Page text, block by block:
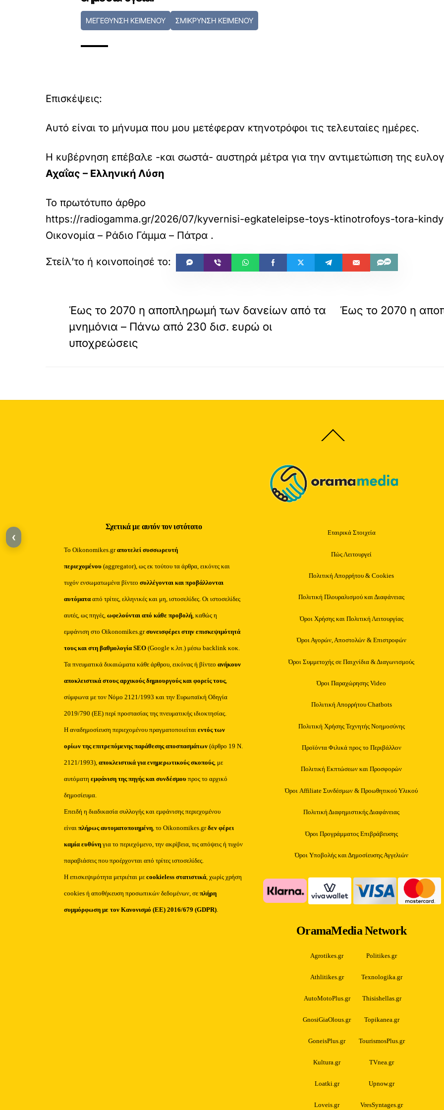
ΜΕΓΕΘΥΝΣΗ ΚΕΙΜΕΝΟΥ ΣΜΙΚΡΥΝΣΗ ΚΕΙΜΕΝΟΥ
Επισκέψεις:
Αυτό είναι το μήνυμα που μου μετέφεραν κτηνοτρόφοι τις τελευταίες ημέρες.
Η κυβέρνηση επέβαλε -και σωστά- αυστηρά μέτρα για την αντιμετώπιση της
Αχαΐας – Ελληνική Λύση
Το πρωτότυπο άρθρο
https://radiogamma.gr/2026/07/kyvernisi-egkateleipse-toys-ktinotrofoys-tora-
Οικονομία – Ράδιο Γάμμα – Πάτρα .
Έως το 2070 η αποπληρωμή των δανείων από τα
μνημόνια – Πάνω από 230 δισ. ευρώ οι
υποχρεώσεις
Έως το 2070 η
To
Σχετικά με αυτόν τον ιστότοπο
Το Oikonomikes.grαποτελεί συσσωρευτή
περιεχομένου (aggregator), ως εκ τούτου τα άρθρα, εικόνες και
τυχόν ενσωματωμένα βίντεοσυλλέγονται και προβάλλονται
αυτόματααπό τρίτες, ελληνικές και μη, ιστοσελίδες. Οι ιστοσελίδες
αυτές, ως πηγές,ωφελούνται από κάθε προβολή , καθώς η
εμφάνιση στο Oikonomikes.grσυνεισφέρει στην επισκεψιμότητά
τους και στη βαθμολογία SEO (Google κ.λπ.) μέσω backlink κοκ.
Τα πνευματικά δικαιώματα κάθε άρθρου, εικόνας ή βίντεοανήκουν
αποκλειστικά στους αρχικούς δημιουργούς και φορείς τους,
σύμφωνα με τον Νόμο 2121/1993 και την Ευρωπαϊκή Οδηγία
2019/790 (ΕΕ) περί προστασίας της πνευματικής ιδιοκτησίας.
Η αναδημοσίευση περιεχομένου πραγματοποιείταιεντός των
ορίων της επιτρεπόμενης παράθεσης αποσπασμάτων (άρθρο 19 Ν.
2121/1993), αποκλειστικά για ενημερωτικούς σκοπούς, με
αυτόματηεμφάνιση της πηγής και συνδέσμου προς το αρχικό
δημοσίευμα.
Επειδή η διαδικασία συλλογής και εμφάνισης περιεχομένου
είναιπλήρως αυτοματοποιημένη , το Oikonomikes.grδεν φέρει
καμία ευθύνη για το περιεχόμενο, την ακρίβεια, τις απόψεις ή τυχόν
παραβιάσεις που προέρχονται από τρίτες ιστοσελίδες.
Η επισκεψιμότητα μετριέται μεcookieless στατιστικά , χωρίς χρήση
cookies ή αποθήκευση προσωπικών δεδομένων, σεπλήρη
συμμόρφωση με τον Κανονισμό (ΕΕ) 2016/679 (GDPR)
Εταιρικά Στοιχεία
Πώς Λειτουργεί
Πολιτική Απορρήτου & Cookies
Πολιτική Πλουραλισμού και Διαφάνειας
Όροι Χρήσης και Πολιτική Λειτουργίας
Όροι Αγορών, Αποστολών & Επιστροφών
Όροι Συμμετοχής σε Παιχνίδια & Διαγωνισμούς
Όροι Παραχώρησης Video
Πολιτική Απορρήτου Chatbots
Πολιτική Χρήσης Τεχνητής Νοημοσύνης
Προϊόντα Φιλικά προς το Περιβάλλον
Πολιτική Εκπτώσεων και Προσφορών
Όροι Affiliate Συνδέσμων & Προωθητικού Υλικού
Πολιτική Διαφημιστικής Διαφάνειας
Όροι Προγράμματος Επιβράβευσης
Όροι Υποβολής και Δημοσίευσης Αγγελιών
OramaMedia Network
Agrotikes.gr Politikes.gr
Athlitikes.gr Texnologika.gr
AutoMotoPlus.gr Thisishellas.gr
GnosiGiaOlous.gr Topikanea.gr
GoneisPlus.gr TourismosPlus.gr
Kultura.gr TVnea.gr
Loatki.gr Upnow.gr
Loveis.gr VresSyntages.gr
‹